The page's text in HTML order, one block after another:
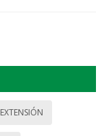
EXTENSIÓN